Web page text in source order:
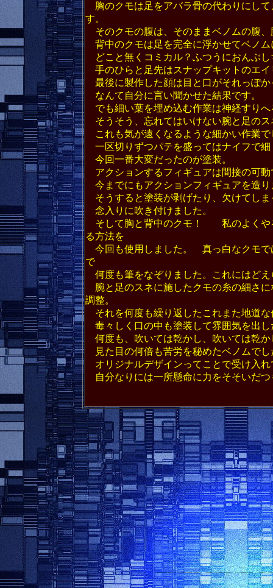
胸のクモは足をアバラ骨の代わりにし
す。
そのクモの腹は、そのままベノムの腹
背中のクモは足を完全に浮かせてベノ
どこと無くコミカル？ふつうにおんぶし
手のひらと足先はスナップキットのエ
最後に製作した顔は目と口がそれっぽか
なんて自分に言い聞かせた結果です。
でも細い葉を埋め込む作業は神経すり
そうそう、忘れてはいけない腕と足のス
これも気が遠くなるような細かい作業で
一区切りずつパテを盛ってはナイフで
今回一番大変だったのが塗装。
アクションするフィギュアは間接の可
今までにもアクションフィギュアを造
そうすると塗装が剥げたり、欠けてしま
念入りに吹き付けました。
そして胸と背中のクモ！ 私のよくや
る方法を
今回も使用しました。 真っ白なクモで
で
何度も筆をなぞりました。これにはどえ
腕と足のスネに施したクモの糸の細さ
調整。
それを何度も繰り返したこれまた地道な
毒々しく口の中も塗装して雰囲気を出
何度も、吹いては乾かし、吹いては乾か
見た目の何倍も苦労を秘めたベノムでし
オリジナルデザインってことで受け入
自分なりには一所懸命に力をそそいだつ